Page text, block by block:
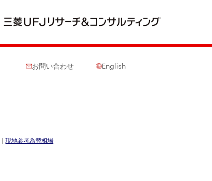
お問い合わせ English
現地参考為替相場